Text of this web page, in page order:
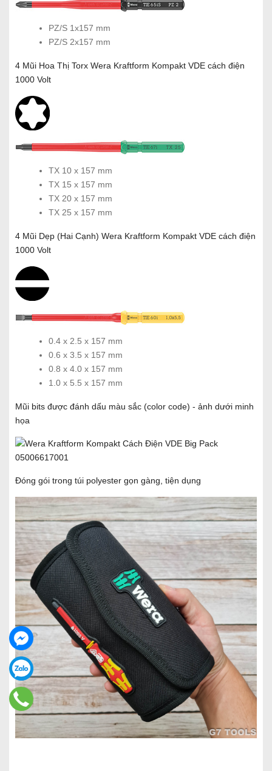
PZ/S 1x157 mm
PZ/S 2x157 mm
4 Mũi Hoa Thị Torx Wera Kraftform Kompakt VDE cách điện
1000 Volt
TX 10 x 157 mm
TX 15 x 157 mm
TX 20 x 157 mm
TX 25 x 157 mm
4 Mũi Dẹp (Hai Cạnh) Wera Kraftform Kompakt VDE cách điện
1000 Volt
0.4 x 2.5 x 157 mm
0.6 x 3.5 x 157 mm
0.8 x 4.0 x 157 mm
1.0 x 5.5 x 157 mm
Mũi bits được đánh dấu màu sắc (color code) - ảnh dưới minh
họa
Đóng gói trong túi polyester gọn gàng, tiện dụng